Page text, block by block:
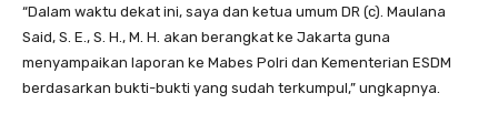
“Dalam waktu dekat ini, saya dan ketua umum DR (c). Maulana
Said, S. E., S. H., M. H. akan berangkat ke Jakarta guna
menyampaikan laporan ke Mabes Polri dan Kementerian ESDM
berdasarkan bukti-bukti yang sudah terkumpul,” ungkapnya.